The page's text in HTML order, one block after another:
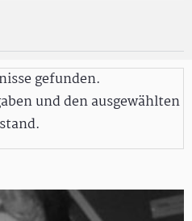
gefunden.
und den ausgewählten